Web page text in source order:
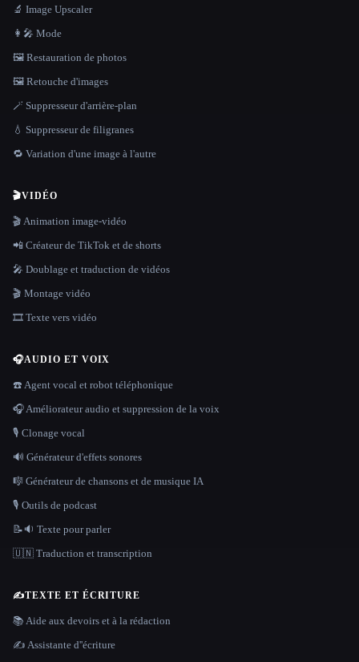
🔬 Image Upscaler
👩‍🎤 Mode
🖼️ Restauration de photos
🖼️ Retouche d'images
🪄 Suppresseur d'arrière-plan
💧 Suppresseur de filigranes
🔁 Variation d'une image à l'autre
🎬VIDÉO
🎬 Animation image-vidéo
📲 Créateur de TikTok et de shorts
🎤 Doublage et traduction de vidéos
🎬 Montage vidéo
🎞️ Texte vers vidéo
🎧AUDIO ET VOIX
☎️ Agent vocal et robot téléphonique
🎧 Améliorateur audio et suppression de la voix
🎙️ Clonage vocal
🔊 Générateur d'effets sonores
🎼 Générateur de chansons et de musique IA
🎙️ Outils de podcast
📝🔉 Texte pour parler
🇺🇳 Traduction et transcription
✍️TEXTE ET ÉCRITURE
📚 Aide aux devoirs et à la rédaction
✍️ Assistante d''écriture